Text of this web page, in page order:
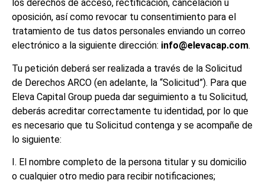
los derechos de acceso, rectificación, cancelación u
oposición, así como revocar tu consentimiento para el
tratamiento de tus datos personales enviando un correo
electrónico a la siguiente dirección: info@elevacap.com.
Tu petición deberá ser realizada a través de la Solicitud
de Derechos ARCO (en adelante, la “Solicitud”). Para que
Eleva Capital Group pueda dar seguimiento a tu Solicitud,
deberás acreditar correctamente tu identidad, por lo que
es necesario que tu Solicitud contenga y se acompañe de
lo siguiente:
I. El nombre completo de la persona titular y su domicilio
o cualquier otro medio para recibir notificaciones;